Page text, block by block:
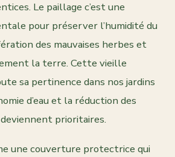
Le paillage c’est une
pour préserver l’humidité du
des mauvaises herbes et
la terre. Cette vieille
sa pertinence dans nos jardins
d’eau et la réduction des
prioritaires.
une couverture protectrice qui